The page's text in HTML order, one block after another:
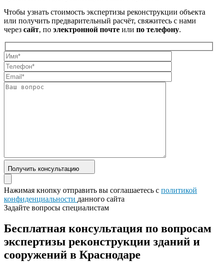
Чтобы узнать стоимость экспертизы реконструкции объекта
или получить предварительный расчёт, свяжитесь с нами
через сайт, по электронной почте или по телефону.
Получить консультацию
Нажимая кнопку отправить вы соглашаетесь с политикой
конфиденциальности данного сайта
Задайте вопросы специалистам
Бесплатная консультация по вопросам
экспертизы реконструкции зданий и
сооружений в Краснодаре